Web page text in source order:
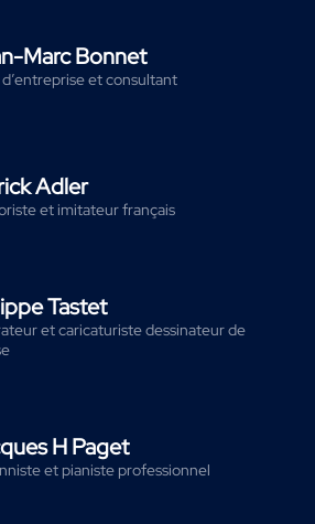
Marc Bonnet
et consultant
Adler
et imitateur français
Tastet
et caricaturiste dessinateur de
H Paget
et pianiste professionnel